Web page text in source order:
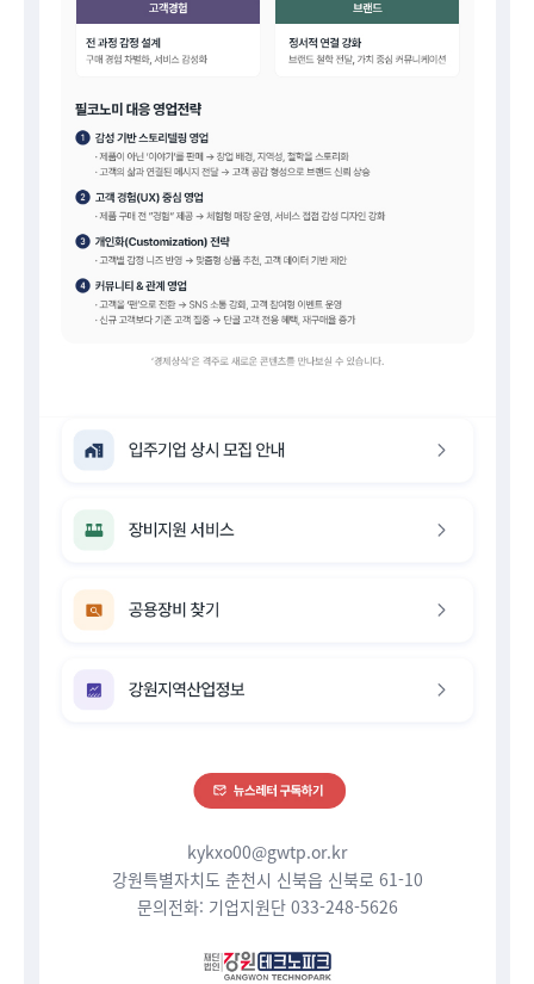
kykxo00@gwtp.or.kr
강원특별자치도 춘천시 신북읍 신북로 61-10
문의전화: 기업지원단 033-248-5626